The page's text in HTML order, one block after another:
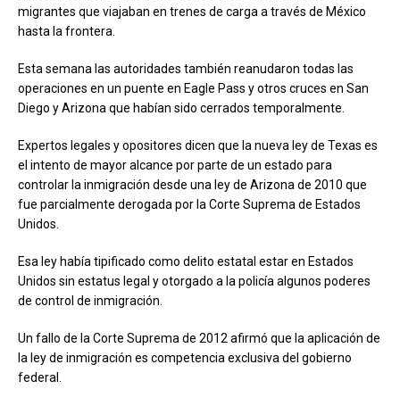
migrantes que viajaban en trenes de carga a través de México
hasta la frontera.
Esta semana las autoridades también reanudaron todas las
operaciones en un puente en Eagle Pass y otros cruces en San
Diego y Arizona que habían sido cerrados temporalmente.
Expertos legales y opositores dicen que la nueva ley de Texas es
el intento de mayor alcance por parte de un estado para
controlar la inmigración desde una ley de Arizona de 2010 que
fue parcialmente derogada por la Corte Suprema de Estados
Unidos.
Esa ley había tipificado como delito estatal estar en Estados
Unidos sin estatus legal y otorgado a la policía algunos poderes
de control de inmigración.
Un fallo de la Corte Suprema de 2012 afirmó que la aplicación de
la ley de inmigración es competencia exclusiva del gobierno
federal.